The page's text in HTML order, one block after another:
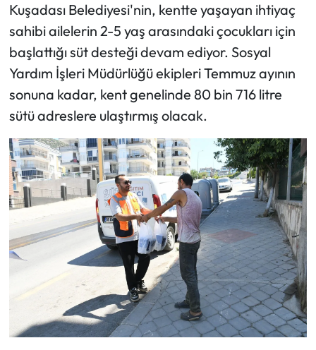
Kuşadası Belediyesi'nin, kentte yaşayan ihtiyaç
sahibi ailelerin 2-5 yaş arasındaki çocukları için
başlattığı süt desteği devam ediyor. Sosyal
Yardım İşleri Müdürlüğü ekipleri Temmuz ayının
sonuna kadar, kent genelinde 80 bin 716 litre
sütü adreslere ulaştırmış olacak.